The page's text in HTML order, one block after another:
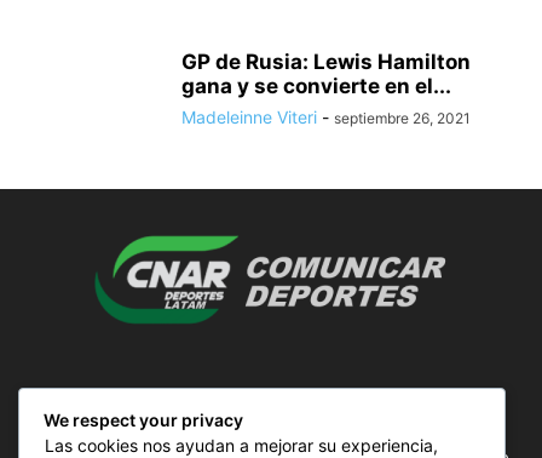
GP de Rusia: Lewis Hamilton
gana y se convierte en el...
Madeleinne Viteri - septiembre 26, 2021
We respect your privacy
Las cookies nos ayudan a mejorar su experiencia,